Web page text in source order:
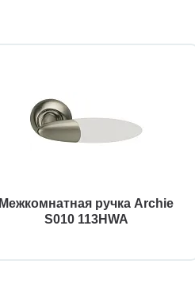
Межкомнатная ручка Archie
S010 113HWA